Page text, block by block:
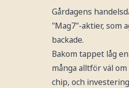
Gårdagens
"Mag7"-aktier, som
backade.
Bakom tappet låg
många alltför väl
chip, och